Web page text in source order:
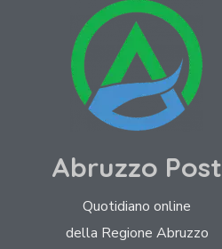
Abruzzo Post
Quotidiano online
della Regione Abruzzo